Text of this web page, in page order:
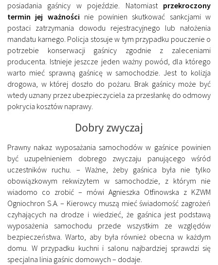
posiadania gaśnicy w pojeździe. Natomiast przekroczony
termin jej ważności nie powinien skutkować sankcjami w
postaci zatrzymania dowodu rejestracyjnego lub nałożenia
mandatu karnego. Policja stosuje w tym przypadku pouczenie o
potrzebie konserwacji gaśnicy zgodnie z zaleceniami
producenta. Istnieje jeszcze jeden ważny powód, dla którego
warto mieć sprawną gaśnicę w samochodzie. Jest to kolizja
drogowa, w której doszło do pożaru. Brak gaśnicy może być
wtedy uznany przez ubezpieczyciela za przesłankę do odmowy
pokrycia kosztów naprawy.
Dobry zwyczaj
Prawny nakaz wyposażania samochodów w gaśnice powinien
być uzupełnieniem dobrego zwyczaju panującego wśród
uczestników ruchu. – Ważne, żeby gaśnica była nie tylko
obowiązkowym rekwizytem w samochodzie, z którym nie
wiadomo co zrobić – mówi Agnieszka Otfinowska z KZWM
Ogniochron S.A. – Kierowcy muszą mieć świadomość zagrożeń
czyhających na drodze i wiedzieć, że gaśnica jest podstawą
wyposażenia samochodu przede wszystkim ze względów
bezpieczeństwa. Warto, aby była również obecna w każdym
domu. W przypadku kuchni i salonu najbardziej sprawdzi się
specjalna linia gaśnic domowych – dodaje.